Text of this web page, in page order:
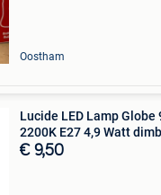
Oostham
Lucide LED Lamp Globe
2200K E27 4,9 Watt
€ 9,50